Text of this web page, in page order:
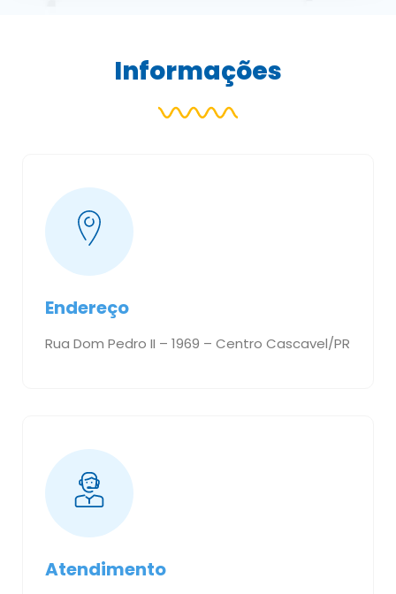
Informações
Endereço
Rua Dom Pedro II – 1969 – Centro Cascavel/PR
Atendimento